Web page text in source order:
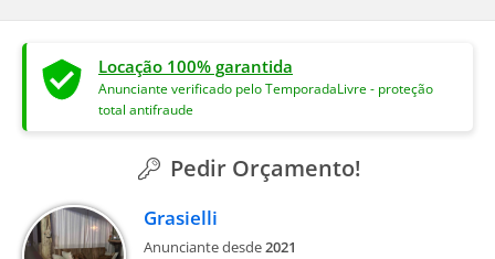
Locação 100% garantida
Anunciante verificado pelo TemporadaLivre - proteção
total antifraude
Pedir Orçamento!
Grasielli
Anunciante desde2021